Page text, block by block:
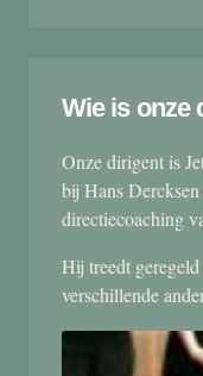
Wie is onze
Onze dirigent is
bij Hans
directiecoaching
Hij treedt
verschillende